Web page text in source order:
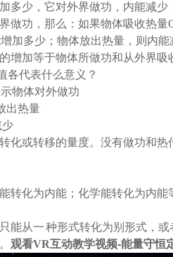
多少，它对外界做功，内能减少
做功，那么：如果物体吸收热量
加多少；物体放出热量，则内能
加等于物体所做功和从外界
各代表什么意义？
物体对外做功
出热量
少
化或转移的量度。没有做功和
转化为内能；化学能转化为内能
能从一种形式转化为别形式，
观看VR互动教学视频-能量守恒